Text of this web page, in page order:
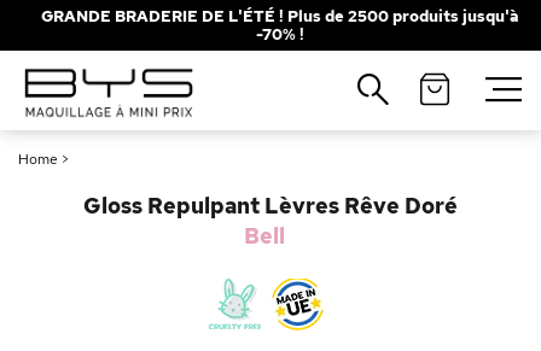
GRANDE BRADERIE DE L'ÉTÉ ! Plus de 2500 produits jusqu'à
-70% !
Home >
Gloss Repulpant Lèvres Rêve Doré
Bell
Fermer
Recherches populaires